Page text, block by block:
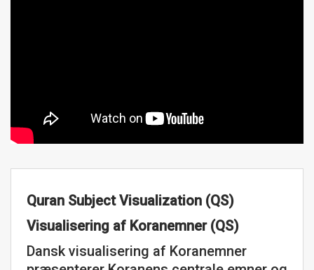
Quran Subject Visualization (QS)
Visualisering af Koranemner (QS)
Dansk visualisering af Koranemner